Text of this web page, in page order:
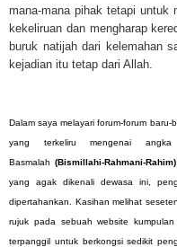
mana-mana pihak tetapi untuk
kekeliruan dan mengharap
buruk natijah dari kelemahan
kejadian itu tetap dari Allah.
Dalam saya melayari forum-forum
yang terkeliru mengenai
Basmalah(Bismillahi-Rahmani-Rahim)
yang agak dikenali dewasa ini,
dipertahankan. Kasihan melihat
rujuk pada sebuah website
terpanggil untuk berkongsi sedikit